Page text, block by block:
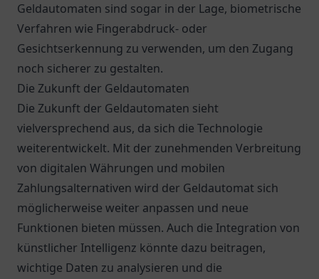
Geldautomaten sind sogar in der Lage, biometrische
Verfahren wie Fingerabdruck- oder
Gesichtserkennung zu verwenden, um den Zugang
noch sicherer zu gestalten.
Die Zukunft der Geldautomaten
Die Zukunft der Geldautomaten sieht
vielversprechend aus, da sich die Technologie
weiterentwickelt. Mit der zunehmenden Verbreitung
von digitalen Währungen und mobilen
Zahlungsalternativen wird der Geldautomat sich
möglicherweise weiter anpassen und neue
Funktionen bieten müssen. Auch die Integration von
künstlicher Intelligenz könnte dazu beitragen,
wichtige Daten zu analysieren und die